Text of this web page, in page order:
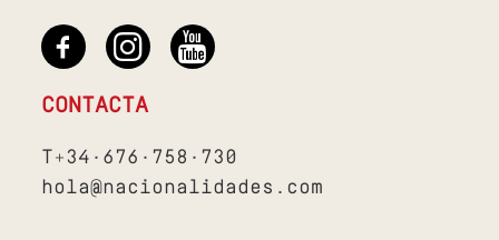
CONTACTA
T+34·676·758·730
hola@nacionalidades.com